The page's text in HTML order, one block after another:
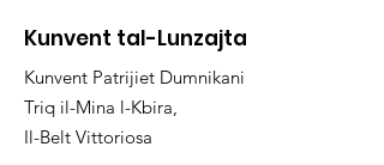
Kunvent tal-Lunzajta
Kunvent Patrijiet Dumnikani
Triq il-Mina l-Kbira,
Il-Belt Vittoriosa